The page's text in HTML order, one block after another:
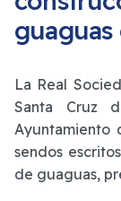
guaguas
La Real
Santa Cruz
Ayuntamiento
sendos
de guaguas,